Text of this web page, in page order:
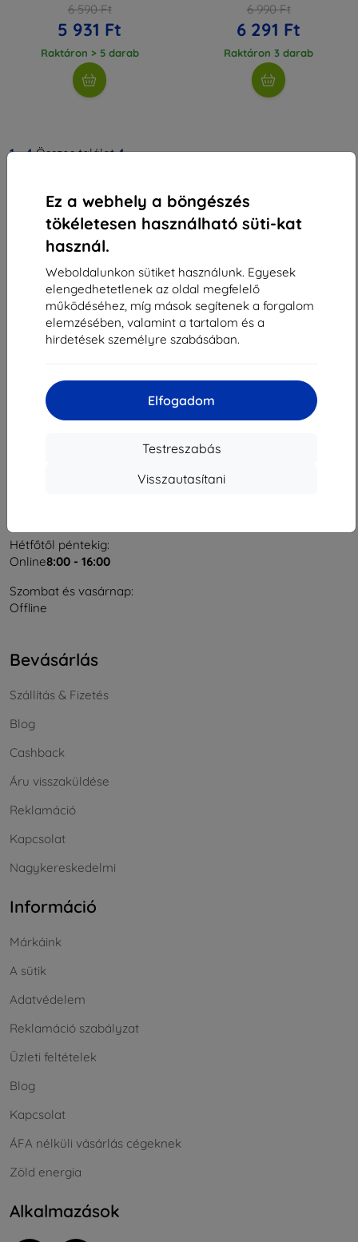
Ez a webhely a böngészés
tökéletesen használható süti-kat
használ.
Weboldalunkon sütiket használunk. Egyesek
elengedhetetlenek az oldal megfelelő
működéséhez, míg mások segítenek a forgalom
elemzésében, valamint a tartalom és a
hirdetések személyre szabásában.
Elfogadom
Testreszabás
Visszautasítani
6 590 Ft
5 931 Ft
Raktáron > 5 darab
6 990 Ft
6 291 Ft
Raktáron 3 darab
1-4Összes találat4.
Shield-Sk s.r.o.
Rudolf Mocka utca 3750/2A
Cégjegyzékszám:46701494
ÁFA-azonosító:
SK2023549671
Hétfőtől péntekig:
Online8:00 - 16:00
Szombat és vasárnap:
Offline
Bevásárlás
Szállítás & Fizetés
Blog
Cashback
Áru visszaküldése
Reklamáció
Kapcsolat
Nagykereskedelmi
Információ
Márkáink
A sütik
Adatvédelem
Reklamáció szabályzat
Üzleti feltételek
Blog
Kapcsolat
ÁFA nélküli vásárlás cégeknek
Zöld energia
Alkalmazások